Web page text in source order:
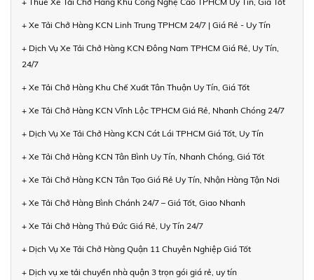
+ Xe Tải Chở Hàng KCN Linh Trung TPHCM 24/7 | Giá Rẻ - Uy Tín
+ Dịch Vụ Xe Tải Chở Hàng KCN Đông Nam TPHCM Giá Rẻ, Uy Tín,
24/7
+ Xe Tải Chở Hàng Khu Chế Xuất Tân Thuận Uy Tín, Giá Tốt
+ Xe Tải Chở Hàng KCN Vĩnh Lộc TPHCM Giá Rẻ, Nhanh Chóng 24/7
+ Dịch Vụ Xe Tải Chở Hàng KCN Cát Lái TPHCM Giá Tốt, Uy Tín
+ Xe Tải Chở Hàng KCN Tân Bình Uy Tín, Nhanh Chóng, Giá Tốt
+ Xe Tải Chở Hàng KCN Tân Tạo Giá Rẻ Uy Tín, Nhận Hàng Tận Nơi
+ Xe Tải Chở Hàng Bình Chánh 24/7 – Giá Tốt, Giao Nhanh
+ Xe Tải Chở Hàng Thủ Đức Giá Rẻ, Uy Tín 24/7
+ Dịch Vụ Xe Tải Chở Hàng Quận 11 Chuyên Nghiệp Giá Tốt
+ Dịch vụ xe tải chuyển nhà quận 3 trọn gói giá rẻ, uy tín